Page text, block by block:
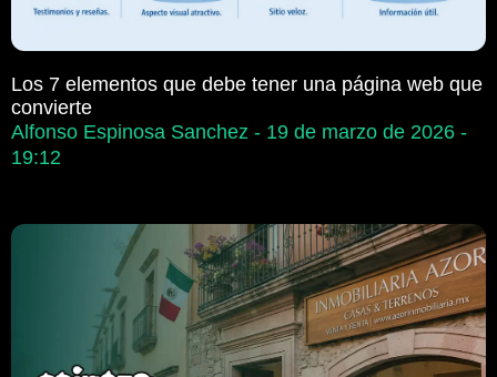
Los 7 elementos que debe tener una página web que
convierte
Alfonso Espinosa Sanchez
19 de marzo de 2026
19:12